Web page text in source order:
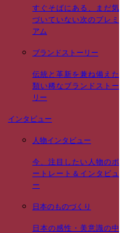
すぐそばにある、まだ気
づいていない次のプレミ
アム
ブランドストーリー
伝統と革新を兼ね備えた
類い稀なブランドストー
リー
インタビュー
人物インタビュー
今、注目したい人物のポ
ートレート＆インタビュ
ー
日本のものづくり
日本の感性・美意識の中